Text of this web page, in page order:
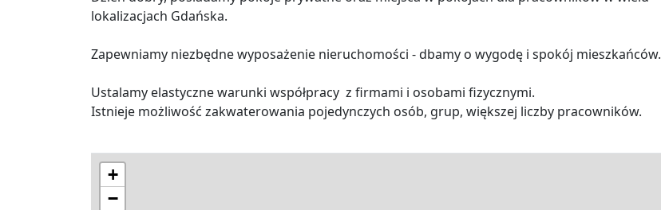
lokalizacjach Gdańska.
Zapewniamy niezbędne wyposażenie nieruchomości - dbamy o wygodę i spokój mieszkańców.
Ustalamy elastyczne warunki współpracy z firmami i osobami fizycznymi.
Istnieje możliwość zakwaterowania pojedynczych osób, grup, większej liczby pracowników.
+
−